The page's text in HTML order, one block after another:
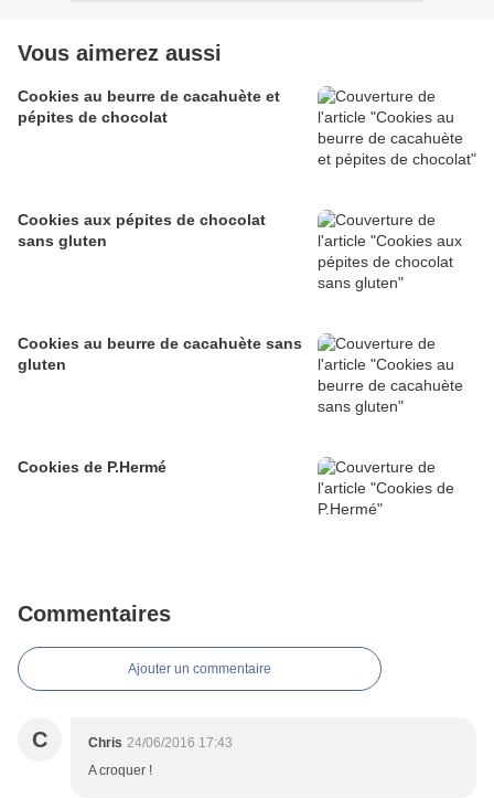
Vous aimerez aussi
Cookies au beurre de cacahuète et
pépites de chocolat
Cookies aux pépites de chocolat
sans gluten
Cookies au beurre de cacahuète sans
gluten
Cookies de P.Hermé
Commentaires
Ajouter un commentaire
C Chris 24/06/2016 17:43
A croquer !